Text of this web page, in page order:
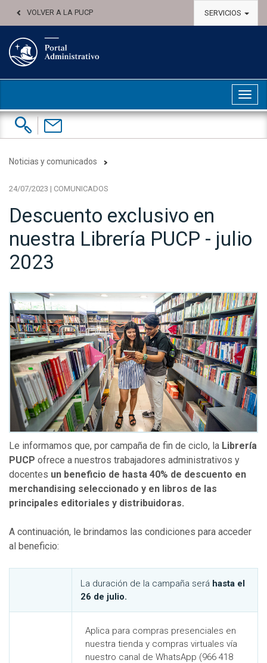
VOLVER A LA PUCP SERVICIOS
Buscar:
Contáctenos
Noticias y comunicados
24/07/2023 | COMUNICADOS
Descuento exclusivo en
nuestra Librería PUCP - julio
2023
Le informamos que, por campaña de fin de ciclo, la Librería
PUCP ofrece a nuestros trabajadores administrativos y
docentes un beneficio de hasta 40% de descuento en
merchandising seleccionado y en libros de las
principales editoriales y distribuidoras.
A continuación, le brindamos las condiciones para acceder
al beneficio:
La duración de la campaña será hasta el
26 de julio.
Aplica para compras presenciales en
nuestra tienda y compras virtuales vía
nuestro canal de WhatsApp (966 418